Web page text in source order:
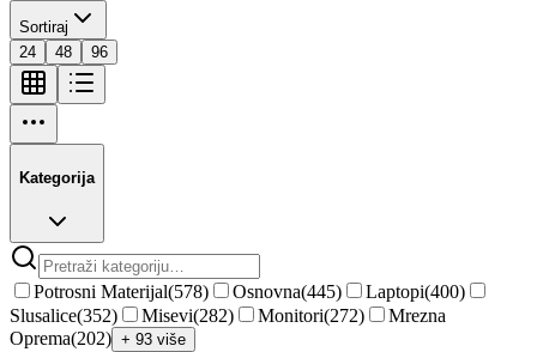
Sortiraj
24
48 96
Kategorija
Potrosni Materijal(578) Osnovna(445) Laptopi(400)
Slusalice(352) Misevi(282) Monitori(272)
Mrezna
Oprema(202) + 93 više